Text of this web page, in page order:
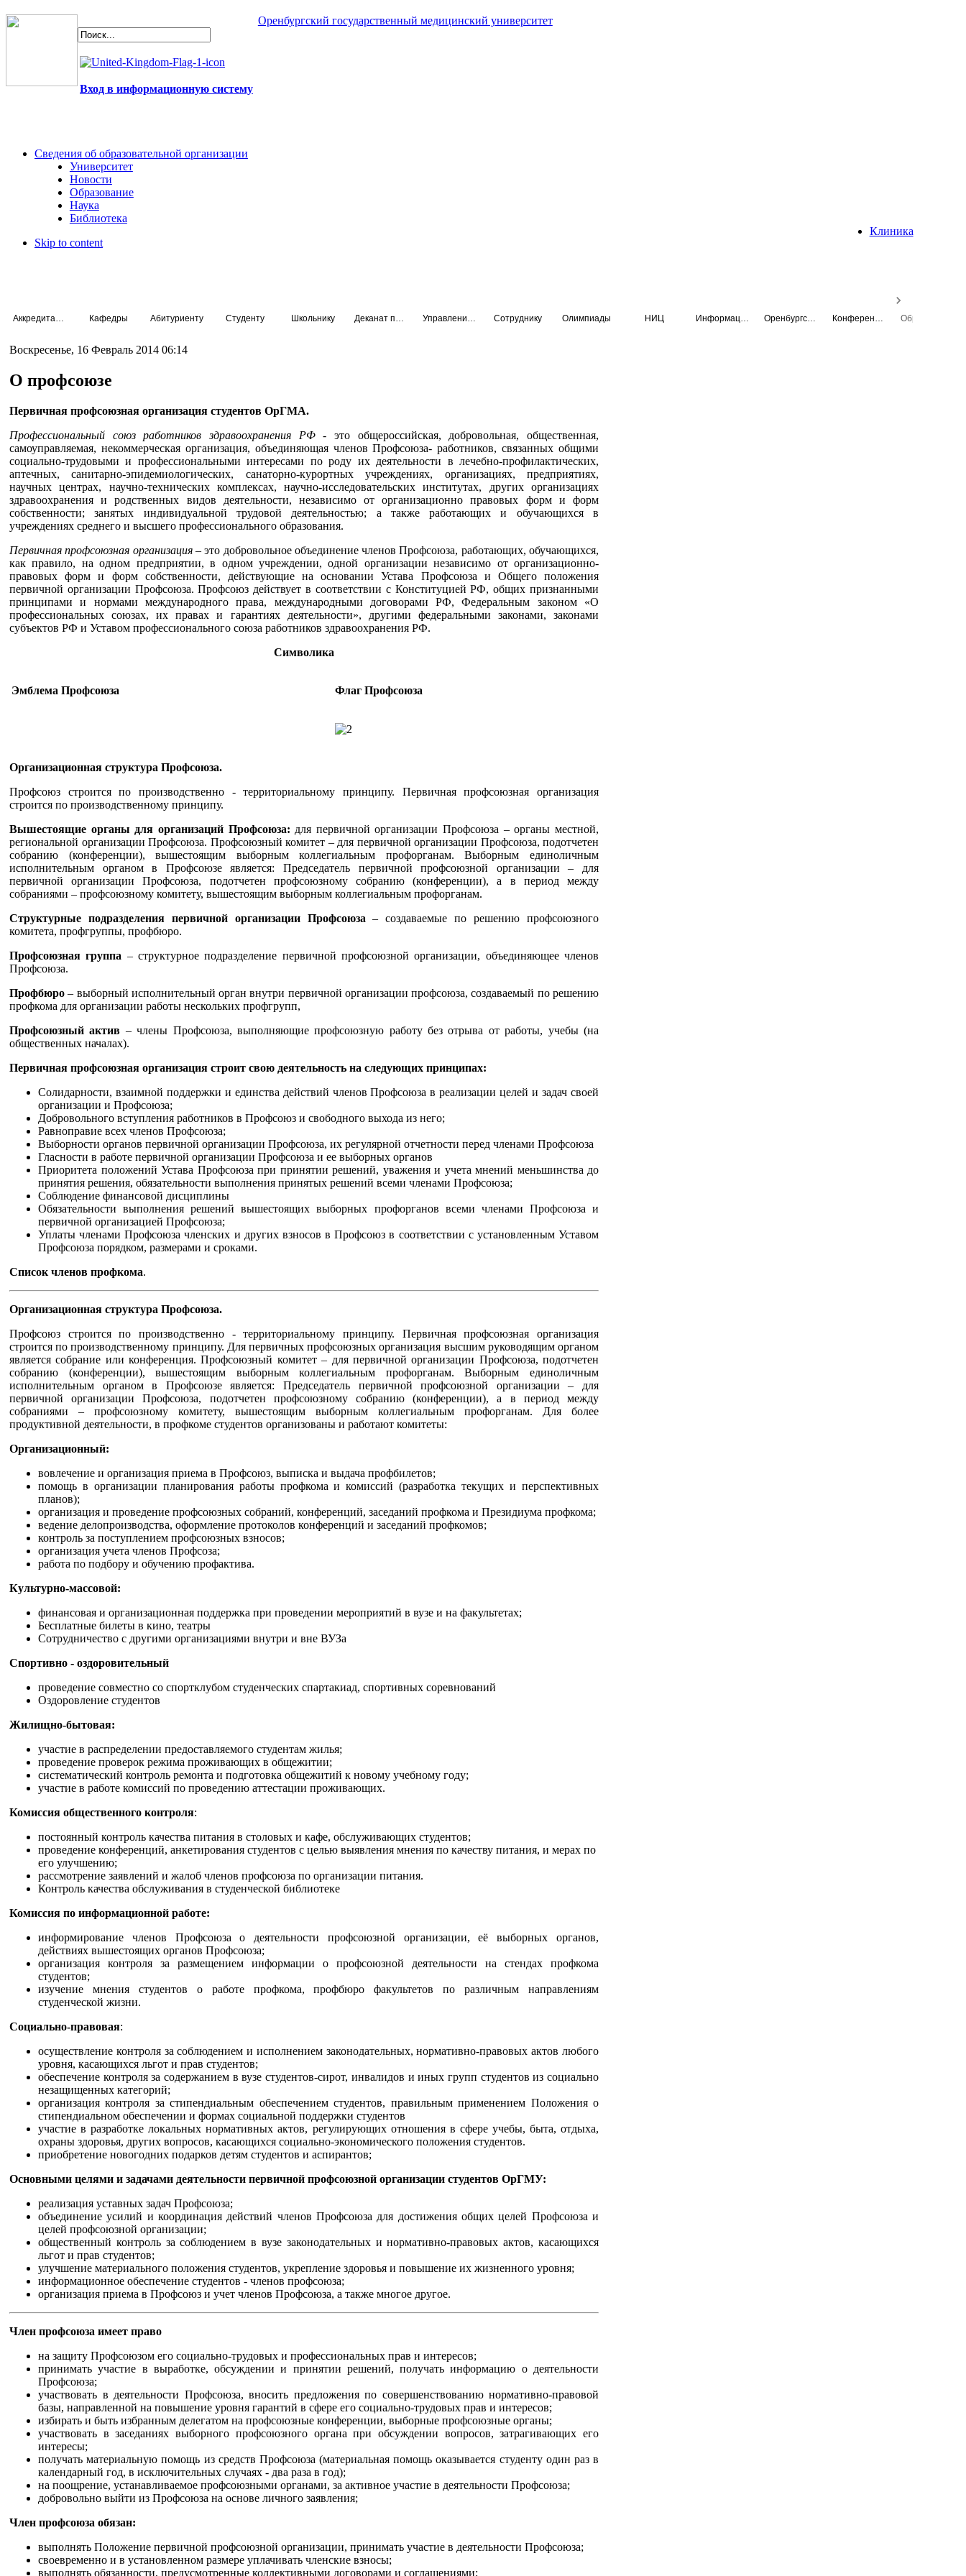
Оренбургский государственный медицинский университет
Вход в информационную систему
Сведения об образовательной организации
Университет
Новости
Образование
Наука
Библиотека
Клиника
Skip to content
Кафедры Абитуриенту Студенту Школьнику Сотруднику Олимпиады НИЦ
Воскресенье, 16 Февраль 2014 06:14
О профсоюзе
Первичная профсоюзная организация студентов ОрГМА.
Профессиональный союз работников здравоохранения РФ- это общероссийская, добровольная, общественная,
самоуправляемая, некоммерческая организация, объединяющая членов Профсоюза- работников, связанных общими
социально-трудовыми и профессиональными интересами по роду их деятельности в лечебно-профилактических,
аптечных, санитарно-эпидемиологических, санаторно-курортных учреждениях, организациях, предприятиях,
научных центрах, научно-технических комплексах, научно-исследовательских институтах, других организациях
здравоохранения и родственных видов деятельности, независимо от организационно правовых форм и форм
собственности; занятых индивидуальной трудовой деятельностью; а также работающих и обучающихся в
учреждениях среднего и высшего профессионального образования.
Первичная профсоюзная организация– это добровольное объединение членов Профсоюза, работающих, обучающихся,
как правило, на одном предприятии, в одном учреждении, одной организации независимо от организационно-
правовых форм и форм собственности, действующие на основании Устава Профсоюза и Общего положения
первичной организации Профсоюза. Профсоюз действует в соответствии с Конституцией РФ, общих признанными
принципами и нормами международного права, международными договорами РФ, Федеральным законом «О
профессиональных союзах, их правах и гарантиях деятельности», другими федеральными законами, законами
субъектов РФ и Уставом профессионального союза работников здравоохранения РФ.
Символика
Эмблема Профсоюза Флаг Профсоюза
Организационная структура Профсоюза.
Профсоюз строится по производственно - территориальному принципу. Первичная профсоюзная организация
строится по производственному принципу.
Вышестоящие органы для организаций Профсоюза: для первичной организации Профсоюза – органы местной,
региональной организации Профсоюза. Профсоюзный комитет – для первичной организации Профсоюза, подотчетен
собранию (конференции), вышестоящим выборным коллегиальным профорганам. Выборным единоличным
исполнительным органом в Профсоюзе является: Председатель первичной профсоюзной организации – для
первичной организации Профсоюза, подотчетен профсоюзному собранию (конференции), а в период между
собраниями – профсоюзному комитету, вышестоящим выборным коллегиальным профорганам.
Структурные подразделения первичной организации Профсоюза – создаваемые по решению профсоюзного
комитета, профгруппы, профбюро.
Профсоюзная группа – структурное подразделение первичной профсоюзной организации, объединяющее членов
Профсоюза.
Профбюро – выборный исполнительный орган внутри первичной организации профсоюза, создаваемый по решению
профкома для организации работы нескольких профгрупп,
Профсоюзный актив – члены Профсоюза, выполняющие профсоюзную работу без отрыва от работы, учебы (на
общественных началах).
Первичная профсоюзная организация строит свою деятельность на следующих принципах:
Солидарности, взаимной поддержки и единства действий членов Профсоюза в реализации целей и задач своей
организации и Профсоюза;
Добровольного вступления работников в Профсоюз и свободного выхода из него;
Равноправие всех членов Профсоюза;
Выборности органов первичной организации Профсоюза, их регулярной отчетности перед членами Профсоюза
Гласности в работе первичной организации Профсоюза и ее выборных органов
Приоритета положений Устава Профсоюза при принятии решений, уважения и учета мнений меньшинства до
принятия решения, обязательности выполнения принятых решений всеми членами Профсоюза;
Соблюдение финансовой дисциплины
Обязательности выполнения решений вышестоящих выборных профорганов всеми членами Профсоюза и
первичной организацией Профсоюза;
Уплаты членами Профсоюза членских и других взносов в Профсоюз в соответствии с установленным Уставом
Профсоюза порядком, размерами и сроками.
Список членов профкома.
Организационная структура Профсоюза.
Профсоюз строится по производственно - территориальному принципу. Первичная профсоюзная организация
строится по производственному принципу. Для первичных профсоюзных организация высшим руководящим органом
является собрание или конференция. Профсоюзный комитет – для первичной организации Профсоюза, подотчетен
собранию (конференции), вышестоящим выборным коллегиальным профорганам. Выборным единоличным
исполнительным органом в Профсоюзе является: Председатель первичной профсоюзной организации – для
первичной организации Профсоюза, подотчетен профсоюзному собранию (конференции), а в период между
собраниями – профсоюзному комитету, вышестоящим выборным коллегиальным профорганам. Для более
продуктивной деятельности, в профкоме студентов организованы и работают комитеты:
Организационный:
вовлечение и организация приема в Профсоюз, выписка и выдача профбилетов;
помощь в организации планирования работы профкома и комиссий (разработка текущих и перспективных
планов);
организация и проведение профсоюзных собраний, конференций, заседаний профкома и Президиума профкома;
ведение делопроизводства, оформление протоколов конференций и заседаний профкомов;
контроль за поступлением профсоюзных взносов;
организация учета членов Профсоза;
работа по подбору и обучению профактива.
Культурно-массовой:
финансовая и организационная поддержка при проведении мероприятий в вузе и на факультетах;
Бесплатные билеты в кино, театры
Сотрудничество с другими организациями внутри и вне ВУЗа
Спортивно - оздоровительный
проведение совместно со спортклубом студенческих спартакиад, спортивных соревнований
Оздоровление студентов
Жилищно-бытовая:
участие в распределении предоставляемого студентам жилья;
проведение проверок режима проживающих в общежитии;
систематический контроль ремонта и подготовка общежитий к новому учебному году;
участие в работе комиссий по проведению аттестации проживающих.
Комиссия общественного контроля:
постоянный контроль качества питания в столовых и кафе, обслуживающих студентов;
проведение конференций, анкетирования студентов с целью выявления мнения по качеству питания, и мерах по
его улучшению;
рассмотрение заявлений и жалоб членов профсоюза по организации питания.
Контроль качества обслуживания в студенческой библиотеке
Комиссия по информационной работе:
информирование членов Профсоюза о деятельности профсоюзной организации, её выборных органов,
действиях вышестоящих органов Профсоюза;
организация контроля за размещением информации о профсоюзной деятельности на стендах профкома
студентов;
изучение мнения студентов о работе профкома, профбюро факультетов по различным направлениям
студенческой жизни.
Социально-правовая:
осуществление контроля за соблюдением и исполнением законодательных, нормативно-правовых актов любого
уровня, касающихся льгот и прав студентов;
обеспечение контроля за содержанием в вузе студентов-сирот, инвалидов и иных групп студентов из социально
незащищенных категорий;
организация контроля за стипендиальным обеспечением студентов, правильным применением Положения о
стипендиальном обеспечении и формах социальной поддержки студентов
участие в разработке локальных нормативных актов, регулирующих отношения в сфере учебы, быта, отдыха,
охраны здоровья, других вопросов, касающихся социально-экономического положения студентов.
приобретение новогодних подарков детям студентов и аспирантов;
Основными целями и задачами деятельности первичной профсоюзной организации студентов ОрГМУ:
реализация уставных задач Профсоюза;
объединение усилий и координация действий членов Профсоюза для достижения общих целей Профсоюза и
целей профсоюзной организации;
общественный контроль за соблюдением в вузе законодательных и нормативно-правовых актов, касающихся
льгот и прав студентов;
улучшение материального положения студентов, укрепление здоровья и повышение их жизненного уровня;
информационное обеспечение студентов - членов профсоюза;
организация приема в Профсоюз и учет членов Профсоюза, а также многое другое.
Член профсоюза имеет право
на защиту Профсоюзом его социально-трудовых и профессиональных прав и интересов;
принимать участие в выработке, обсуждении и принятии решений, получать информацию о деятельности
Профсоюза;
участвовать в деятельности Профсоюза, вносить предложения по совершенствованию нормативно-правовой
базы, направленной на повышение уровня гарантий в сфере его социально-трудовых прав и интересов;
избирать и быть избранным делегатом на профсоюзные конференции, выборные профсоюзные органы;
участвовать в заседаниях выборного профсоюзного органа при обсуждении вопросов, затрагивающих его
интересы;
получать материальную помощь из средств Профсоюза (материальная помощь оказывается студенту один раз в
календарный год, в исключительных случаях - два раза в год);
на поощрение, устанавливаемое профсоюзными органами, за активное участие в деятельности Профсоюза;
добровольно выйти из Профсоюза на основе личного заявления;
Член профсоюза обязан:
выполнять Положение первичной профсоюзной организации, принимать участие в деятельности Профсоюза;
своевременно и в установленном размере уплачивать членские взносы;
выполнять обязанности, предусмотренные коллективными договорами и соглашениями;